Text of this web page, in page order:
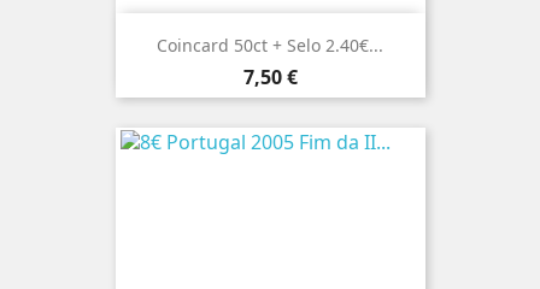
Coincard 50ct + Selo 2.40€...
Preço
7,50 €